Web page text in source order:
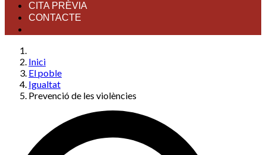
CITA PRÈVIA
CONTACTE
Inici
El poble
Igualtat
Prevenció de les violències